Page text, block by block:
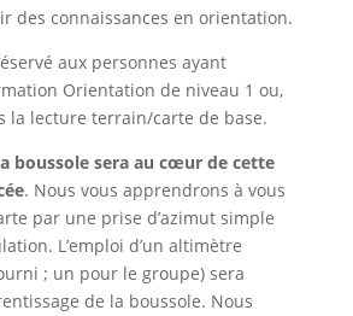
des connaissances en orientation.
aux personnes ayant
Orientation de niveau 1 ou,
la lecture terrain/carte de base.
boussole sera au cœur de cette
. Nous vous apprendrons à vous
par une prise d’azimut simple
L’emploi d’un altimètre
; un pour le groupe) sera
de la boussole. Nous